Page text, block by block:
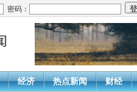
密码：
经济 热点新闻 财经